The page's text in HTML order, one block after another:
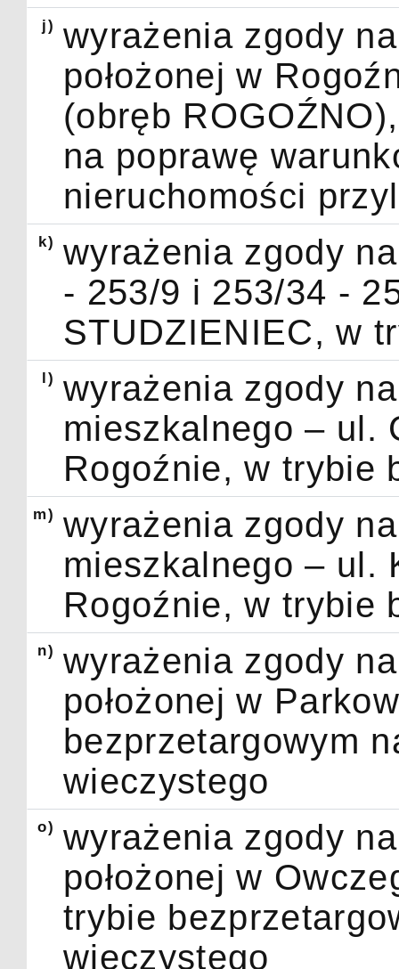
j) wyrażenia zgody
położonej w
(obręb
na poprawę
nieruchomości
k) wyrażenia zgody
- 253/9 i 253/34 -
STUDZIENIEC, w
l) wyrażenia zgody
mieszkalnego – ul.
Rogoźnie, w trybie
m) wyrażenia zgody
mieszkalnego – ul.
Rogoźnie, w trybie
n) wyrażenia zgody
położonej w
bezprzetargowym
wieczystego
o) wyrażenia zgody
położonej w
trybie
wieczystego